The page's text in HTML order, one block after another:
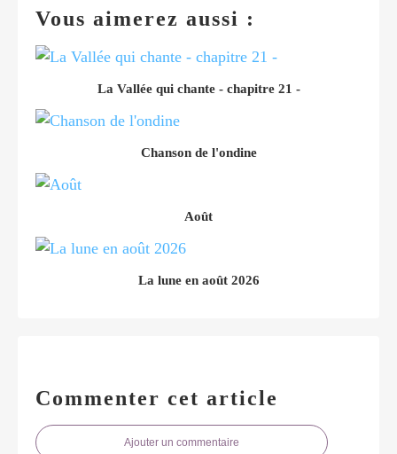
Vous aimerez aussi :
La Vallée qui chante - chapitre 21 -
Chanson de l'ondine
Août
La lune en août 2026
Commenter cet article
Ajouter un commentaire